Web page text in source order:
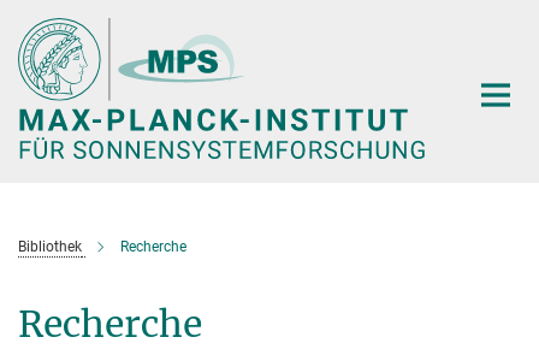
Hauptinhalt
Bibliothek Recherche
Recherche